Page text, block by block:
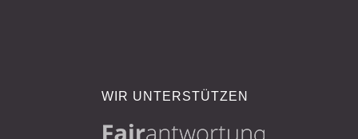
WIR UNTERSTÜTZEN